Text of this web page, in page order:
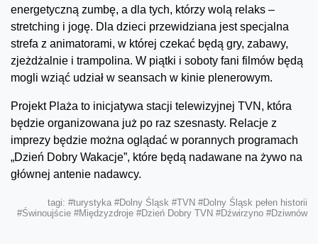
energetyczną zumbę, a dla tych, którzy wolą relaks –
stretching i jogę. Dla dzieci przewidziana jest specjalna
strefa z animatorami, w której czekać będą gry, zabawy,
zjeżdżalnie i trampolina. W piątki i soboty fani filmów będą
mogli wziąć udział w seansach w kinie plenerowym.
Projekt Plaża to inicjatywa stacji telewizyjnej TVN, która
będzie organizowana już po raz szesnasty. Relacje z
imprezy będzie można oglądać w porannych programach
„Dzień Dobry Wakacje”, które będą nadawane na żywo na
głównej antenie nadawcy.
tagi: #turystyka #Dolny Śląsk #TVN #Dolny Śląsk pełen historii
#Świnoujście #Międzyzdroje #Dzień Dobry TVN #Dźwirzyno #Dziwnów